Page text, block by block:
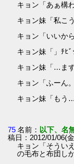
キョン「あぁ構
キョン妹「私こ
キョン「いいか
キョン妹「」ﾁﾋﾞ
キョン妹「…ま
キョン「ふーん
キョン妹「もう
75 名前： 以下、名
稿日：2012/01/06(
キョン「そうい
の毛布と布団し